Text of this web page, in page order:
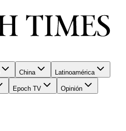
China Latinoamérica
Epoch TV Opinión